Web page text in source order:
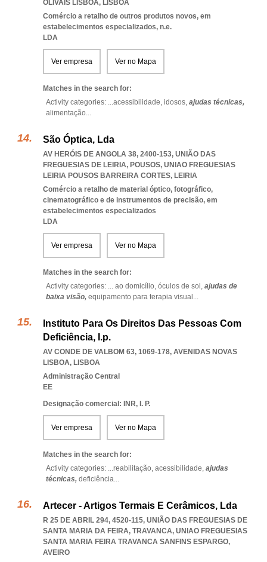
OLIVAIS LISBOA, LISBOA
Comércio a retalho de outros produtos novos, em
estabelecimentos especializados, n.e.
LDA
Ver empresa Ver no Mapa
Matches in the search for:
Activity categories: ...acessibilidade, idosos, ajudas técnicas,
alimentação...
São Óptica, Lda
AV HERÓIS DE ANGOLA 38, 2400-153, UNIÃO DAS
FREGUESIAS DE LEIRIA, POUSOS, UNIAO FREGUESIAS
LEIRIA POUSOS BARREIRA CORTES, LEIRIA
Comércio a retalho de material óptico, fotográfico,
cinematográfico e de instrumentos de precisão, em
estabelecimentos especializados
LDA
Ver empresa Ver no Mapa
Matches in the search for:
Activity categories: ... ao domicílio, óculos de sol, ajudas de
baixa visão, equipamento para terapia visual ...
Instituto Para Os Direitos Das Pessoas Com
Deficiência, I.p.
AV CONDE DE VALBOM 63, 1069-178, AVENIDAS NOVAS
LISBOA, LISBOA
Administração Central
EE
Designação comercial: INR, I. P.
Ver empresa Ver no Mapa
Matches in the search for:
Activity categories: ...reabilitação, acessibilidade, ajudas
técnicas, deficiência...
Artecer - Artigos Termais E Cerâmicos, Lda
R 25 DE ABRIL 294, 4520-115, UNIÃO DAS FREGUESIAS DE
SANTA MARIA DA FEIRA, TRAVANCA, UNIAO FREGUESIAS
SANTA MARIA FEIRA TRAVANCA SANFINS ESPARGO,
AVEIRO